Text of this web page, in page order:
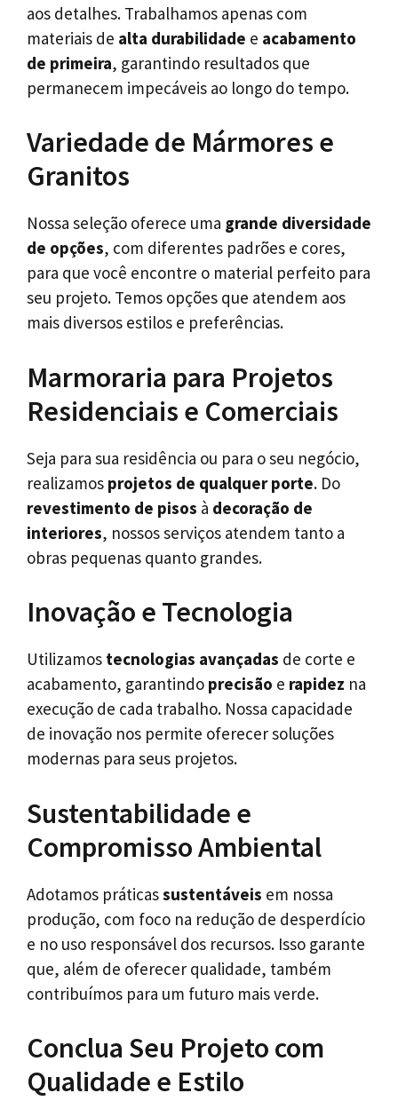
aos detalhes. Trabalhamos apenas com
materiais de alta durabilidade e acabamento
de primeira, garantindo resultados que
permanecem impecáveis ao longo do tempo.
Variedade de Mármores e
Granitos
Nossa seleção oferece uma grande diversidade
de opções, com diferentes padrões e cores,
para que você encontre o material perfeito para
seu projeto. Temos opções que atendem aos
mais diversos estilos e preferências.
Marmoraria para Projetos
Residenciais e Comerciais
Seja para sua residência ou para o seu negócio,
realizamos projetos de qualquer porte. Do
revestimento de pisos à decoração de
interiores, nossos serviços atendem tanto a
obras pequenas quanto grandes.
Inovação e Tecnologia
Utilizamos tecnologias avançadas de corte e
acabamento, garantindo precisão e rapidez na
execução de cada trabalho. Nossa capacidade
de inovação nos permite oferecer soluções
modernas para seus projetos.
Sustentabilidade e
Compromisso Ambiental
Adotamos práticassustentáveis em nossa
produção, com foco na redução de desperdício
e no uso responsável dos recursos. Isso garante
que, além de oferecer qualidade, também
contribuímos para um futuro mais verde.
Conclua Seu Projeto com
Qualidade e Estilo